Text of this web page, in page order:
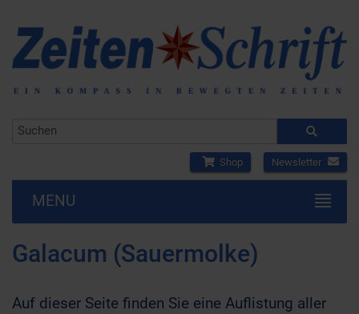
Shop Newsletter
MENU
Galacum (Sauermolke)
Auf dieser Seite finden Sie eine Auflistung aller